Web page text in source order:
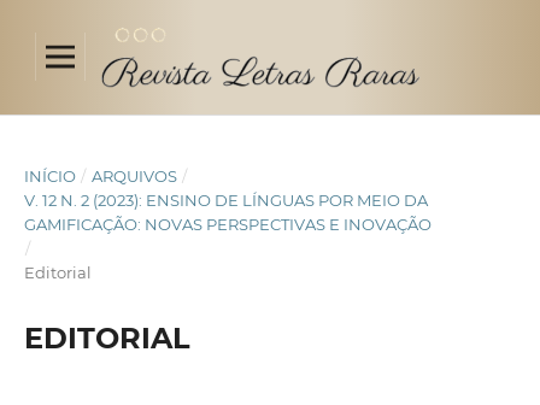
INÍCIO / ARQUIVOS /
V. 12 N. 2 (2023): ENSINO DE LÍNGUAS POR MEIO DA
GAMIFICAÇÃO: NOVAS PERSPECTIVAS E INOVAÇÃO
/
Editorial
EDITORIAL